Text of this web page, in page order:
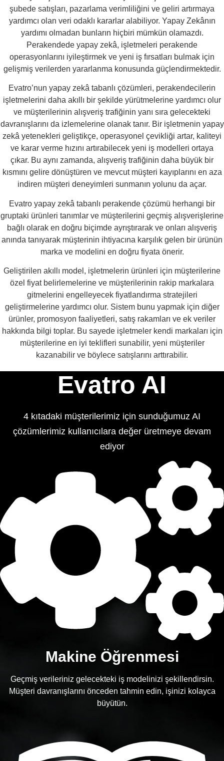
şubede satışları, pazarlama verimliliğini ve geliri artırmaya
yardımcı olan veri odaklı kararlar alabiliyor. Yapay Zekânın
yardımı olmadan bunların hiçbiri mümkün olamazdı.
Perakendede yapay zekâ, işletmeleri perakende
operasyonlarını iyileştirmek ve yeni iş fırsatları bulmak için
gelişmiş verilerden yararlanma konusunda güçlendirmektedir.
Evatro’nun yapay zekâ tabanlı çözümleri, perakendecilerin
işletmelerini daha akıllı bir şekilde yürütmelerine yardımcı olur
ve müşterilerinin alışveriş trafiğinin yanı sıra gelecekteki
davranışlarını da izlemelerine olanak tanır. Bir işletmenin yapay
zekâ yetenekleri geliştikçe, operasyonel çevikliği artar, kaliteyi
ve karar verme hızını artırabilecek yeni iş modelleri ortaya
çıkar. Bu aynı zamanda, alışveriş trafiğinin daha büyük bir
kısmını gelire dönüştüren ve mevcut müşteri kayıplarını en aza
indiren müşteri deneyimleri sunmanın yolunu da açar.
Evatro yapay zekâ tabanlı perakende çözümü herhangi bir
gruptaki ürünleri tanımlar ve müşterilerini geçmiş alışverişlerine
bağlı olarak en doğru biçimde ayrıştırarak ve onları alışveriş
anında tanıyarak müşterinin ihtiyacına karşılık gelen bir ürünün
marka ve modelini en doğru fiyata önerir.
Geliştirilen akıllı model, işletmelerin ürünleri için müşterilerine
özel fiyat belirlemelerine ve müşterilerinin rakip markalara
gitmelerini engelleyecek fiyatlandırma stratejileri
geliştirmelerine yardımcı olur. Sistem bunu yapmak için diğer
ürünler, promosyon faaliyetleri, satış rakamları ve ek veriler
hakkında bilgi toplar. Bu sayede işletmeler kendi markaları için
müşterilerine en iyi teklifleri sunabilir, yeni müşteriler
kazanabilir ve böylece satışlarını arttırabilir.
Evatro AI
4 kıtadaki müşterilerimiz için sunduğumuz AI
çözümlerimiz kullanıcılara değer üretmeye devam
ediyor
Makine Öğrenmesi
Geçmiş verileriniz gelecekteki iş modelinizi şekillendirsin.
Müşteri davranışlarını önceden tahmin edin, işinizi kolayca
büyütün.